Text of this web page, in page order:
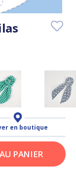
en boutique
PANIER